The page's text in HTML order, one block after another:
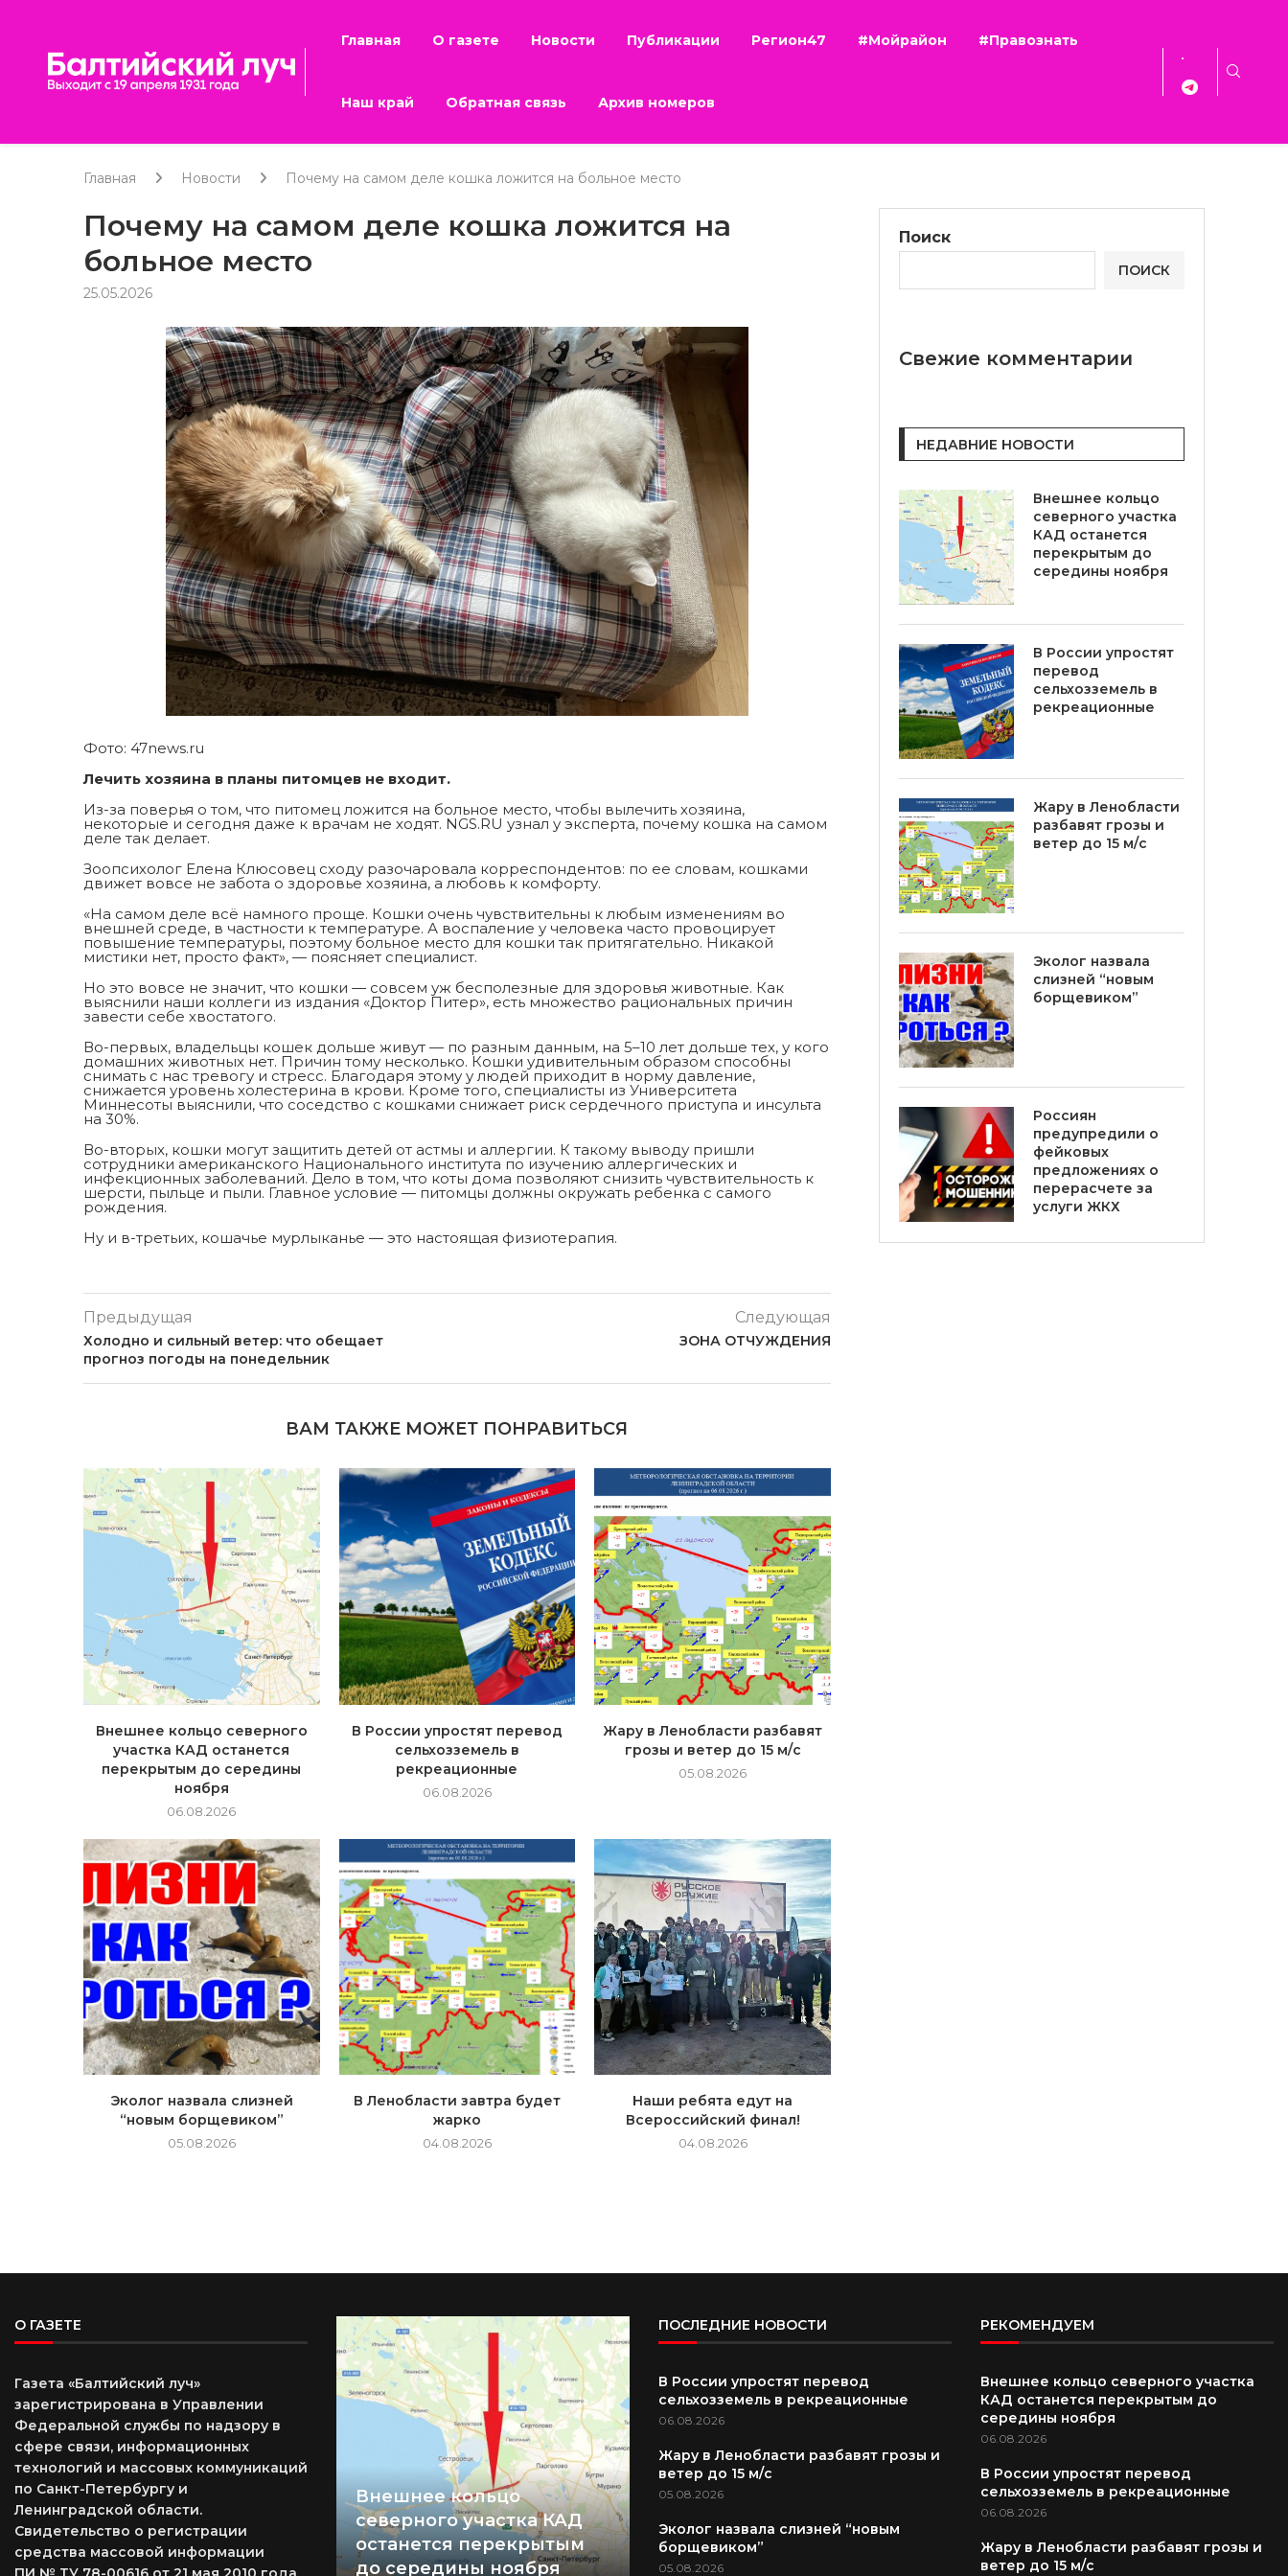
Главная О газете Новости Публикации Регион47 #Мойрайон #Правознать
Наш край Обратная связь Архив номеров
Главная Новости Почему на самом деле кошка ложится на больное место
Почему на самом деле кошка ложится на
больное место
25.05.2026
Фото: 47news.ru
Лечить хозяина в планы питомцев не входит.
Из-за поверья о том, что питомец ложится на больное место, чтобы вылечить хозяина,
некоторые и сегодня даже к врачам не ходят. NGS.RU узнал у эксперта, почему кошка на самом
деле так делает.
Зоопсихолог Елена Клюсовец сходу разочаровала корреспондентов: по ее словам, кошками
движет вовсе не забота о здоровье хозяина, а любовь к комфорту.
«На самом деле всё намного проще. Кошки очень чувствительны к любым изменениям во
внешней среде, в частности к температуре. А воспаление у человека часто провоцирует
повышение температуры, поэтому больное место для кошки так притягательно. Никакой
мистики нет, просто факт», — поясняет специалист.
Но это вовсе не значит, что кошки — совсем уж бесполезные для здоровья животные. Как
выяснили наши коллеги из издания «Доктор Питер», есть множество рациональных причин
завести себе хвостатого.
Во-первых, владельцы кошек дольше живут — по разным данным, на 5–10 лет дольше тех, у кого
домашних животных нет. Причин тому несколько. Кошки удивительным образом способны
снимать с нас тревогу и стресс. Благодаря этому у людей приходит в норму давление,
снижается уровень холестерина в крови. Кроме того, специалисты из Университета
Миннесоты выяснили, что соседство с кошками снижает риск сердечного приступа и инсульта
на 30%.
Во-вторых, кошки могут защитить детей от астмы и аллергии. К такому выводу пришли
сотрудники американского Национального института по изучению аллергических и
инфекционных заболеваний. Дело в том, что коты дома позволяют снизить чувствительность к
шерсти, пыльце и пыли. Главное условие — питомцы должны окружать ребенка с самого
рождения.
Ну и в-третьих, кошачье мурлыканье — это настоящая физиотерапия.
Предыдущая
Холодно и сильный ветер: что обещает
прогноз погоды на понедельник
Следующая
ЗОНА ОТЧУЖДЕНИЯ
ВАМ ТАКЖЕ МОЖЕТ ПОНРАВИТЬСЯ
Внешнее кольцо северного
участка КАД останется
перекрытым до середины
ноября
06.08.2026
В России упростят перевод
сельхозземель в
рекреационные
06.08.2026
Жару в Ленобласти разбавят
грозы и ветер до 15 м/с
05.08.2026
Эколог назвала слизней
“новым борщевиком”
05.08.2026
В Ленобласти завтра будет
жарко
04.08.2026
Наши ребята едут на
Всероссийский финал!
04.08.2026
Поиск
ПОИСК
Свежие комментарии
НЕДАВНИЕ НОВОСТИ
Внешнее кольцо
северного участка
КАД останется
перекрытым до
середины ноября
В России упростят
перевод
сельхозземель в
рекреационные
Жару в Ленобласти
разбавят грозы и
ветер до 15 м/с
Эколог назвала
слизней “новым
борщевиком”
Россиян
предупредили о
фейковых
предложениях о
перерасчете за
услуги ЖКХ
О ГАЗЕТЕ
Газета «Балтийский луч»
зарегистрирована в Управлении
Федеральной службы по надзору в
сфере связи, информационных
технологий и массовых коммуникаций
по Санкт-Петербургу и
Ленинградской области.
Свидетельство о регистрации
средства массовой информации
Внешнее кольцо
северного участка КАД
останется перекрытым
до середины ноября
ПОСЛЕДНИЕ НОВОСТИ
В России упростят перевод
сельхозземель в рекреационные
06.08.2026
Жару в Ленобласти разбавят грозы и
ветер до 15 м/с
05.08.2026
Эколог назвала слизней “новым
борщевиком”
05.08.2026
РЕКОМЕНДУЕМ
Внешнее кольцо северного участка
КАД останется перекрытым до
середины ноября
06.08.2026
В России упростят перевод
сельхозземель в рекреационные
06.08.2026
Жару в Ленобласти разбавят грозы и
ветер до 15 м/с